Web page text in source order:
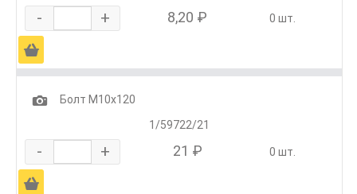
- + 8,20 ₽ 0 шт.
Ä
1
Болт М10х120
1/59722/21
- + 21 ₽ 0 шт.
Ä